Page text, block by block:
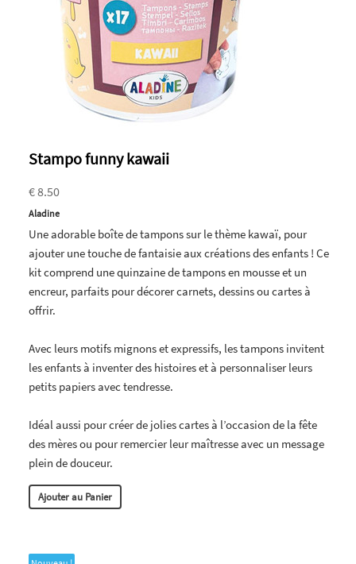
Stampo funny kawaii
€ 8.50
Aladine
Une adorable boîte de tampons sur le thème kawaï, pour
ajouter une touche de fantaisie aux créations des enfants ! Ce
kit comprend une quinzaine de tampons en mousse et un
encreur, parfaits pour décorer carnets, dessins ou cartes à
offrir.
Avec leurs motifs mignons et expressifs, les tampons invitent
les enfants à inventer des histoires et à personnaliser leurs
petits papiers avec tendresse.
Idéal aussi pour créer de jolies cartes à l’occasion de la fête
des mères ou pour remercier leur maîtresse avec un message
plein de douceur.
Ajouter au Panier